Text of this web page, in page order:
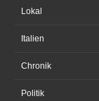
Lokal
Italien
Chronik
Politik